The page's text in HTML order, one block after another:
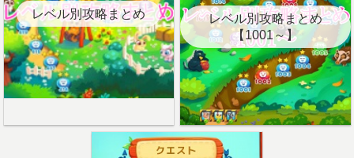
レベル別攻略まとめ
レベル別攻略まとめ
【1001～】